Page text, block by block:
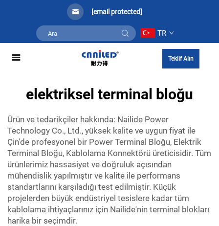
[email protected]
TR
Teklif Alın
elektriksel terminal bloğu
Ürün ve tedarikçiler hakkında: Nailide Power
Technology Co., Ltd., yüksek kalite ve uygun fiyat ile
Çin'de profesyonel bir Power Terminal Bloğu, Elektrik
Terminal Bloğu, Kablolama Konnektörü üreticisidir. Tüm
ürünlerimiz hassasiyet ve doğruluk açısından
mühendislik yapılmıştır ve kalite ile performans
standartlarını karşıladığı test edilmiştir. Küçük
projelerden büyük endüstriyel tesislere kadar tüm
kablolama ihtiyaçlarınız için Nailide'nin terminal blokları
harika bir seçimdir.